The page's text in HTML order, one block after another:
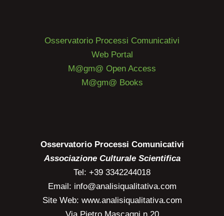
Osservatorio Processi Comunicativi
Web Portal
M@gm@ Open Access
M@gm@ Books
Osservatorio Processi Comunicativi
Associazione Culturale Scientifica
Tel: +39 3342244018
Email: info@analisiqualitativa.com
Site Web: www.analisiqualitativa.com